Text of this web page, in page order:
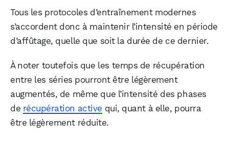
Tous les protocoles d’entraînement modernes
s’accordent donc à maintenir l’intensité en période
d’affûtage, quelle que soit la durée de ce dernier.
À noter toutefois que les temps de récupération
entre les séries pourront être légèrement
augmentés, de même que l’intensité des phases
de récupération active qui, quant à elle, pourra
être légèrement réduite.